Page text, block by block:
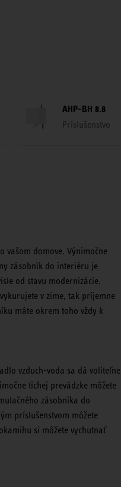
AHP-BH 8.8
Príslušenstvo
vašom domove. Výnimočne
zásobník do interiéru je
od stavu modernizácie.
v zime, tak príjemne
máte okrem toho vždy k
vzduch-voda sa dá voliteľne
tichej prevádzke môžete
zásobníka do
príslušenstvom môžete
si môžete vychutnať